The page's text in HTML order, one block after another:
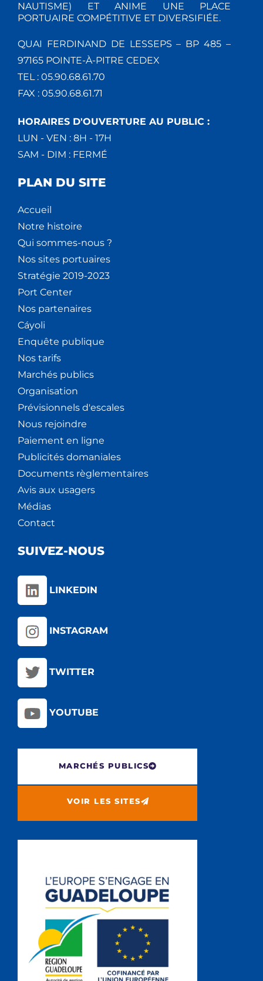
NAUTISME) ET ANIME UNE PLACE
PORTUAIRE COMPÉTITIVE ET DIVERSIFIÉE.
QUAI FERDINAND DE LESSEPS – BP 485 –
97165 POINTE-À-PITRE CEDEX
TEL : 05.90.68.61.70
FAX : 05.90.68.61.71
HORAIRES D'OUVERTURE AU PUBLIC :
LUN - VEN : 8H - 17H
SAM - DIM : FERMÉ
PLAN DU SITE
Accueil
Notre histoire
Qui sommes-nous ?
Nos sites portuaires
Stratégie 2019-2023
Port Center
Nos partenaires
Cáyoli
Enquête publique
Nos tarifs
Marchés publics
Organisation
Prévisionnels d'escales
Nous rejoindre
Paiement en ligne
Publicités domaniales
Documents règlementaires
Avis aux usagers
Médias
Contact
SUIVEZ-NOUS
LINKEDIN
INSTAGRAM
TWITTER
YOUTUBE
MARCHÉS PUBLICS
VOIR LES SITES